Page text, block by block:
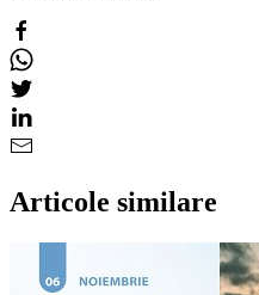
Articole similare